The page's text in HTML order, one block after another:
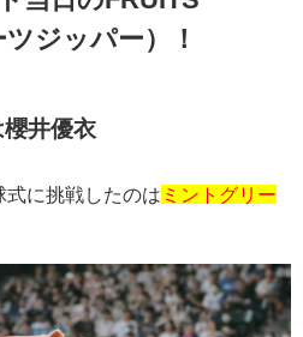
ツジッパー）！
井優衣
式に挑戦したのは ミントグリー